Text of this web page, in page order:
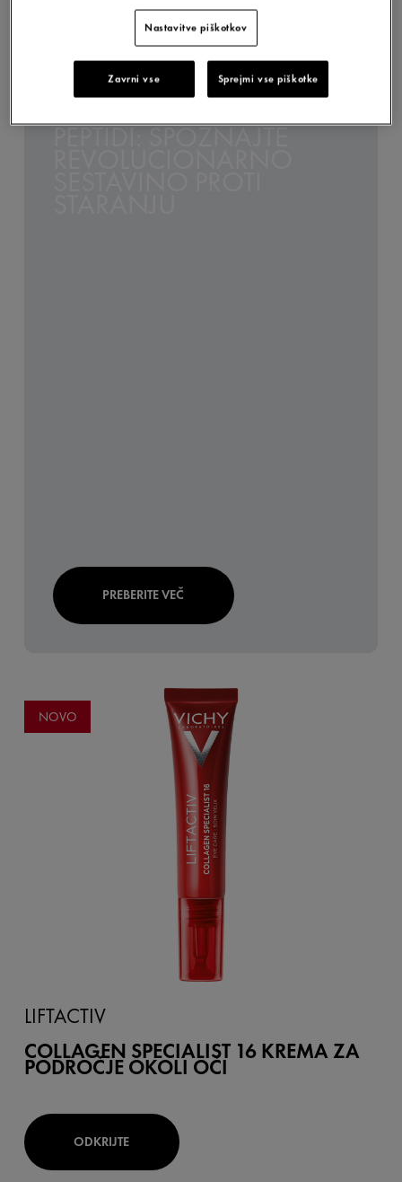
PEPTIDI: SPOZNAJTE
PREBERITE VEČ
NOVO
LIFTACTIV
COLLAGEN SPECIALIST 16 KREMA ZA
PODROČJE OKOLI OČI
ODKRIJTE
Nastavitve piškotkov
Zavrni vse Sprejmi vse piškotke